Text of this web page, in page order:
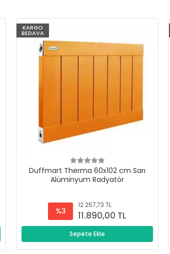
KARGO
BEDAVA
Duffmart Therma 60x102 cm Sarı
Alüminyum Radyatör
%3
12.257,73 TL
11.890,00 TL
Sepete Ekle